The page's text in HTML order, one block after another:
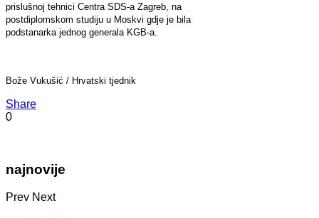
prislušnoj tehnici Centra SDS-a Zagreb, na
postdiplomskom studiju u Moskvi gdje je bila
podstanarka jednog generala KGB-a.
Bože Vukušić / Hrvatski tjednik
Share
0
najnovije
Prev Next